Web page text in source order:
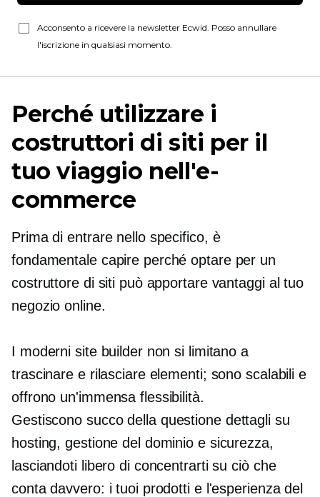
Acconsento a ricevere la newsletter Ecwid. Posso annullare
l'iscrizione in qualsiasi momento.
Perché utilizzare i
costruttori di siti per il
tuo viaggio nell'e-
commerce
Prima di entrare nello specifico, è
fondamentale capire perché optare per un
costruttore di siti può apportare vantaggi al tuo
negozio online.
I moderni site builder non si limitano a
trascinare e rilasciare elementi; sono scalabili e
offrono un'immensa flessibilità.
Gestiscono succo della questionedettagli su
hosting, gestione del dominio e sicurezza,
lasciandoti libero di concentrarti su ciò che
conta davvero: i tuoi prodotti e l'esperienza del